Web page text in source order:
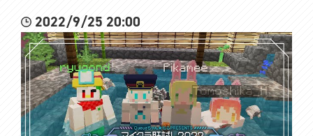
2022/9/25 20:00